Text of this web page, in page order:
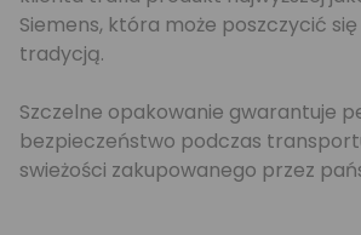
Siemens, która może poszczycić
tradycją.
Szczelne opakowanie gwarantuje
bezpieczeństwo podczas
swieżości zakupowanego przez